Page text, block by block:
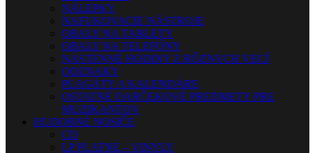
NÁLEPKY
NAFUKOVACIE NÁSTROJE
OBALY NA TABLETY
OBALY NA TELEFÓNY
NÁSTENNÉ HODINY Z RÔZNYCH VECÍ
ODZNAKY
PLAGÁTY A KALENDÁRE
OSTATNÉ DARČEKOVÉ PREDMETY PRE
MUZIKANTOV
HUDOBNÉ NOSIČE
CD
LP PLATNE – VINYLY